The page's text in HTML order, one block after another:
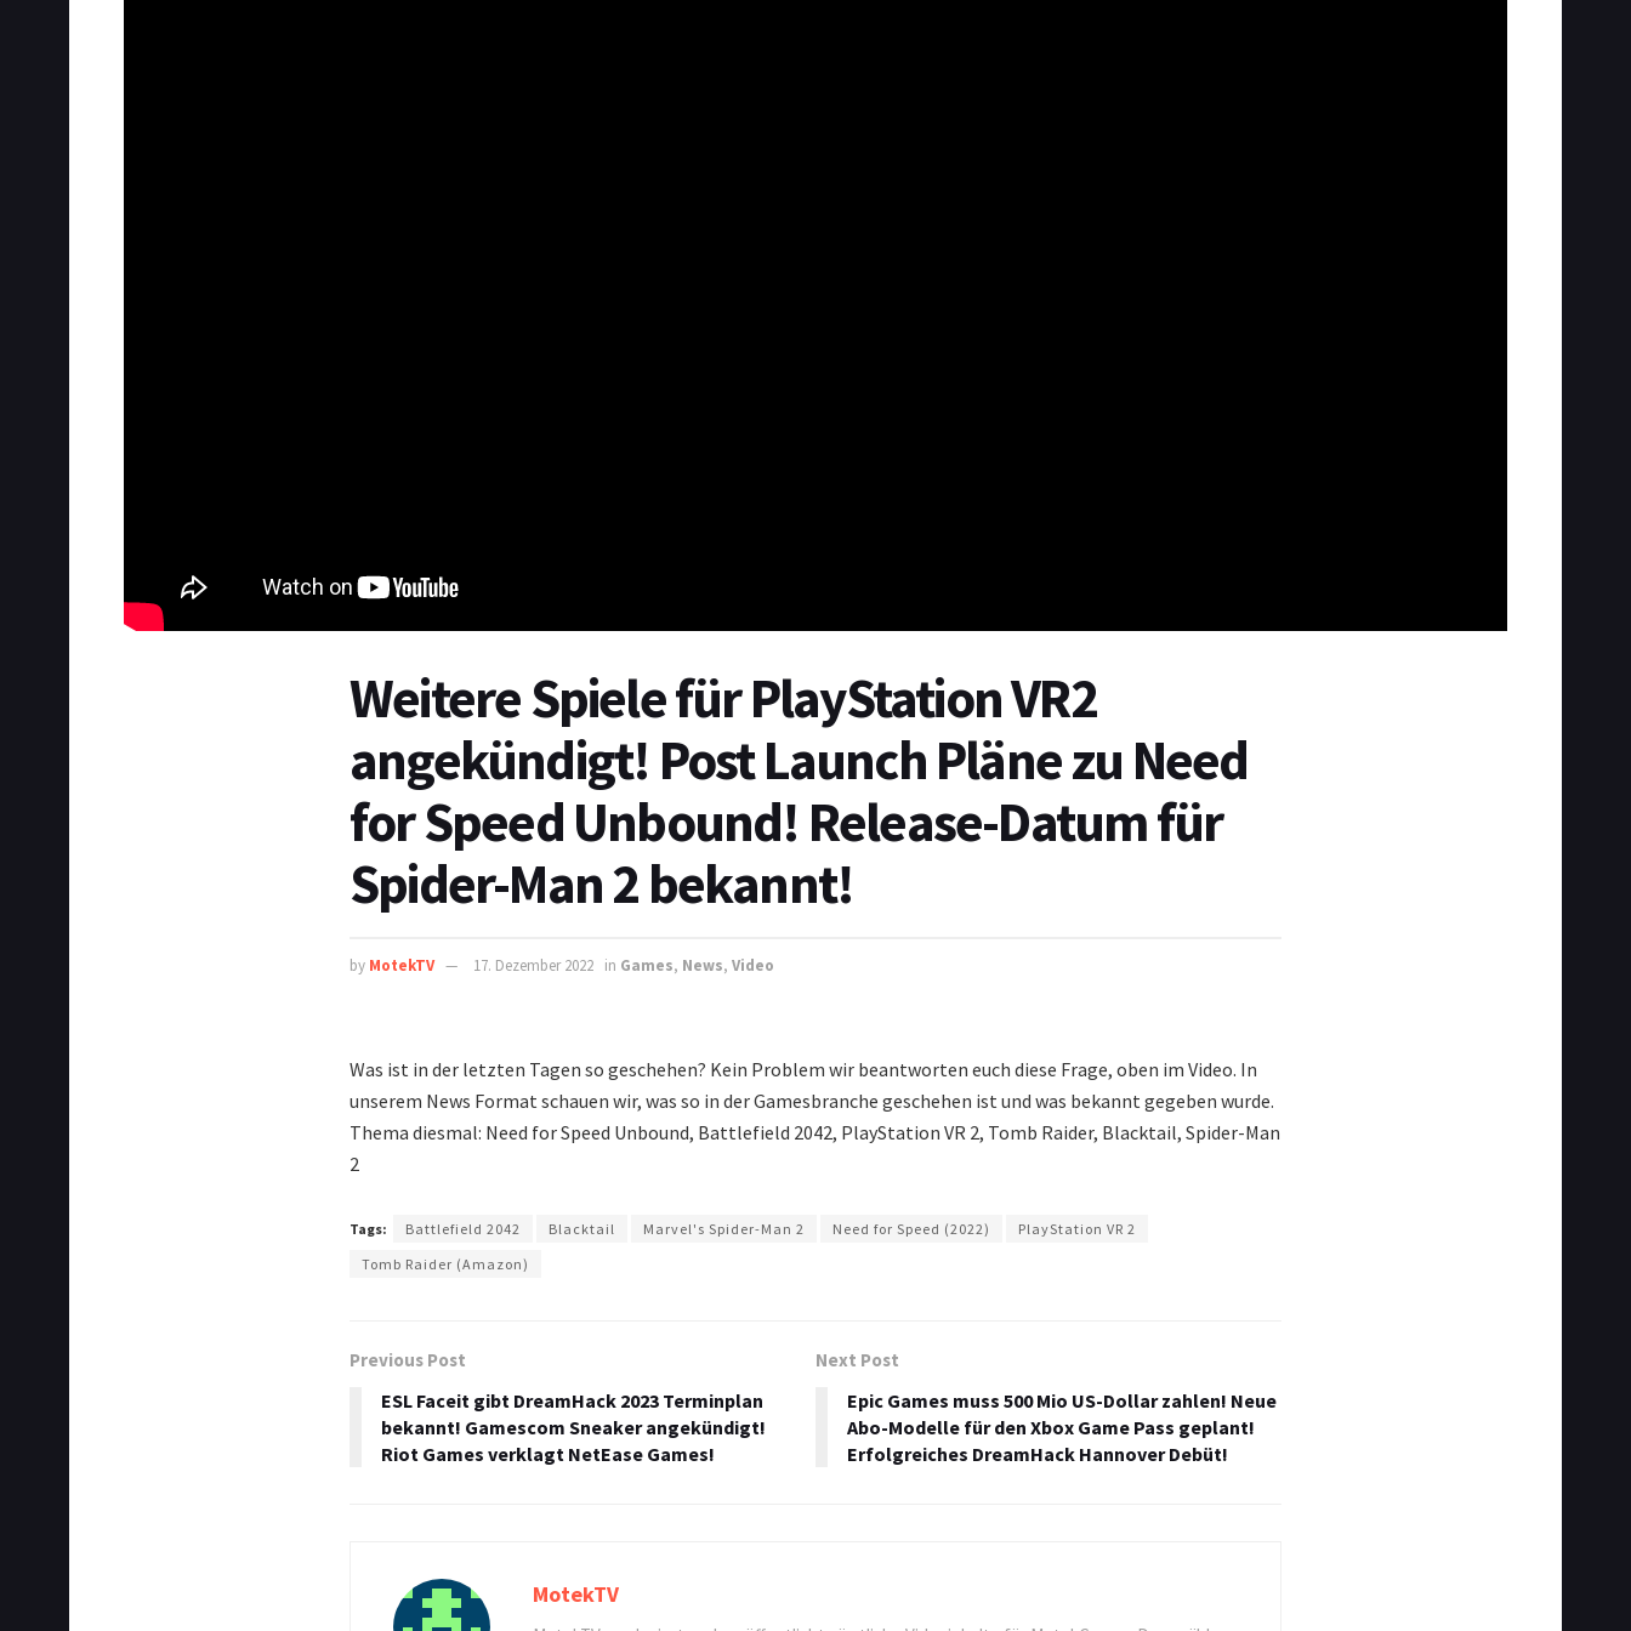
Weitere Spiele für PlayStation VR2
angekündigt! Post Launch Pläne zu Need
for Speed Unbound! Release-Datum für
Spider-Man 2 bekannt!
by MotekTV 17. Dezember 2022 in Games, News, Video
Was ist in der letzten Tagen so geschehen? Kein Problem wir beantworten euch diese Frage, oben im Video. In
unserem News Format schauen wir, was so in der Gamesbranche geschehen ist und was bekannt gegeben wurde.
Thema diesmal: Need for Speed Unbound, Battlefield 2042, PlayStation VR 2, Tomb Raider, Blacktail, Spider-Man
2
Tags: Battlefield 2042 Blacktail Marvel's Spider-Man 2 Need for Speed (2022)
PlayStation VR 2
Tomb Raider (Amazon)
Previous Post
ESL Faceit gibt DreamHack 2023 Terminplan
bekannt! Gamescom Sneaker angekündigt!
Riot Games verklagt NetEase Games!
Next Post
Epic Games muss 500 Mio US-Dollar zahlen! Neue
Abo-Modelle für den Xbox Game Pass geplant!
Erfolgreiches DreamHack Hannover Debüt!
MotekTV